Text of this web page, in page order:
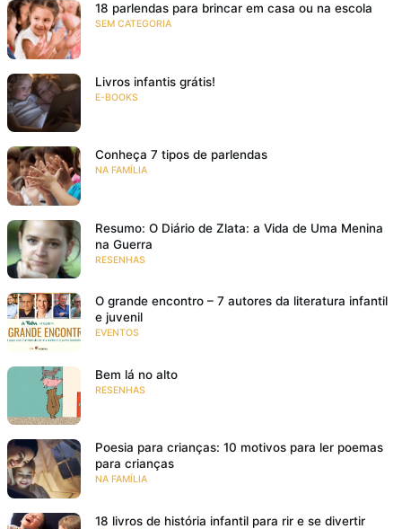
18 parlendas para brincar em casa ou na escola
SEM CATEGORIA
Livros infantis grátis!
E-BOOKS
Conheça 7 tipos de parlendas
NA FAMÍLIA
Resumo: O Diário de Zlata: a Vida de Uma Menina
na Guerra
RESENHAS
O grande encontro – 7 autores da literatura infantil
e juvenil
EVENTOS
Bem lá no alto
RESENHAS
Poesia para crianças: 10 motivos para ler poemas
para crianças
NA FAMÍLIA
18 livros de história infantil para rir e se divertir